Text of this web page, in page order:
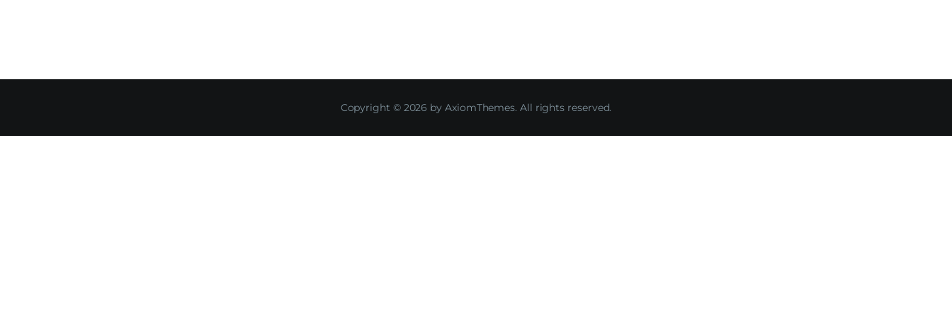
Copyright © 2026 by AxiomThemes. All rights reserved.